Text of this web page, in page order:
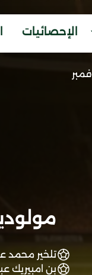
الإحصائيات
تلخير محمد
بن امبيريك عبد